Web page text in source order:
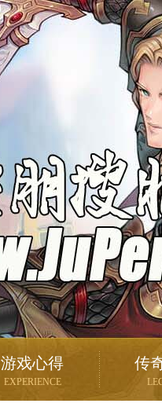
游戏心得
EXPERIENCE
传